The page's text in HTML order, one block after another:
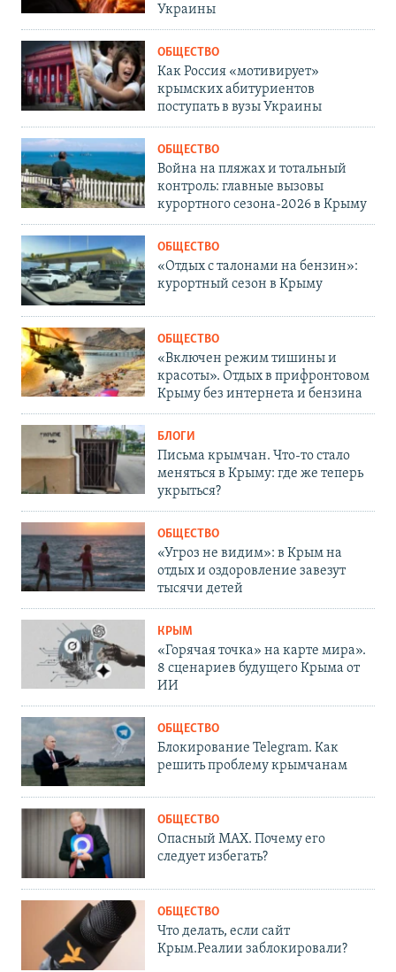
Украины
ОБЩЕСТВО
Как Россия «мотивирует»
крымских абитуриентов
поступать в вузы Украины
ОБЩЕСТВО
Война на пляжах и тотальный
контроль: главные вызовы
курортного сезона-2026 в Крыму
ОБЩЕСТВО
«Отдых с талонами на бензин»:
курортный сезон в Крыму
ОБЩЕСТВО
«Включен режим тишины и
красоты». Отдых в прифронтовом
Крыму без интернета и бензина
БЛОГИ
Письма крымчан. Что-то стало
меняться в Крыму: где же теперь
укрыться?
ОБЩЕСТВО
«Угроз не видим»: в Крым на
отдых и оздоровление завезут
тысячи детей
КРЫМ
«Горячая точка» на карте мира».
8 сценариев будущего Крыма от
ИИ
ОБЩЕСТВО
Блокирование Telegram. Как
решить проблему крымчанам
ОБЩЕСТВО
Опасный MAX. Почему его
следует избегать?
ОБЩЕСТВО
Что делать, если сайт
Крым.Реалии заблокировали?